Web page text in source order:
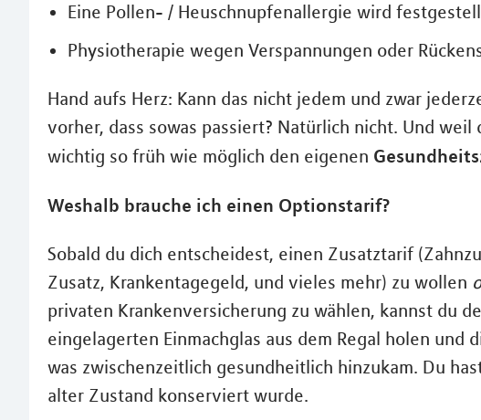
Eine Pollen- / Heuschnupfenallergie wird
Physiotherapie wegen Verspannungen oder
Hand aufs Herz: Kann das nicht jedem und zwar
vorher, dass sowas passiert? Natürlich nicht. Und
wichtig so früh wie möglich den eigenen
Weshalb brauche ich einen Optionstarif?
Sobald du dich entscheidest, einen Zusatztarif
Zusatz, Krankentagegeld, und vieles mehr) zu wollen
privaten Krankenversicherung zu wählen, kannst du
eingelagerten Einmachglas aus dem Regal holen
was zwischenzeitlich gesundheitlich hinzukam. Du
alter Zustand konserviert wurde.